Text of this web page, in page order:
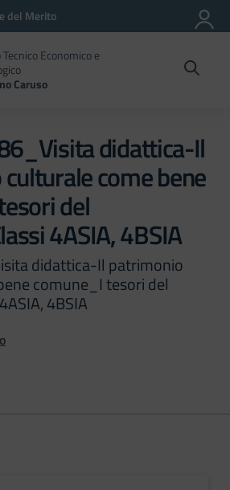
del Merito
Economico e
Caruso
didattica-Il
come bene
del
4ASIA, 4BSIA
didattica-Il patrimonio
comune_I tesori del
4BSIA